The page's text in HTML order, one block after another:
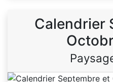
Calendrier